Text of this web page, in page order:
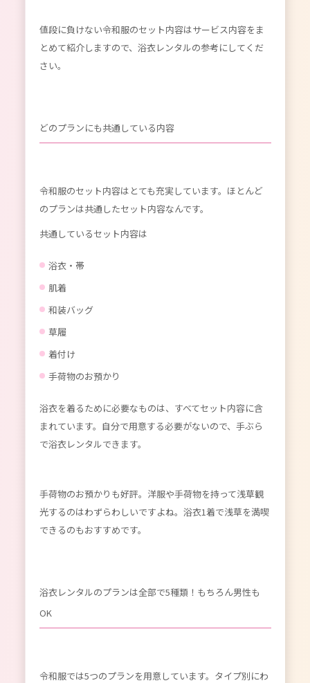
値段に負けない令和服のセット内容はサービス内容をま
とめて紹介しますので、浴衣レンタルの参考にしてくだ
さい。
どのプランにも共通している内容
令和服のセット内容はとても充実しています。ほとんど
のプランは共通したセット内容なんです。
共通しているセット内容は
浴衣・帯
肌着
和装バッグ
草履
着付け
手荷物のお預かり
浴衣を着るために必要なものは、すべてセット内容に含
まれています。自分で用意する必要がないので、手ぶら
で浴衣レンタルできます。
手荷物のお預かりも好評。洋服や手荷物を持って浅草観
光するのはわずらわしいですよね。浴衣1着で浅草を満喫
できるのもおすすめです。
浴衣レンタルのプランは全部で5種類！もちろん男性も
OK
令和服では5つのプランを用意しています。タイプ別にわ